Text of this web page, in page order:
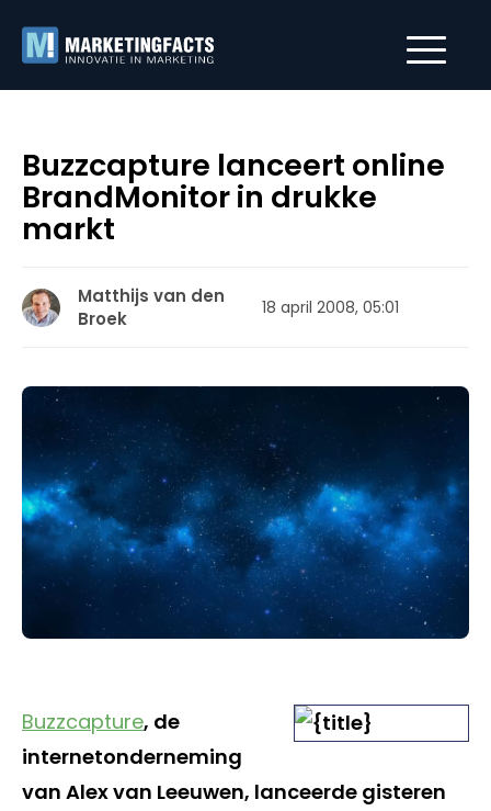
Buzzcapture lanceert online
BrandMonitor in drukke
markt
Matthijs van den
Broek
18 april 2008, 05:01
Buzzcapture, de
internetonderneming
van Alex van Leeuwen, lanceerde gisteren